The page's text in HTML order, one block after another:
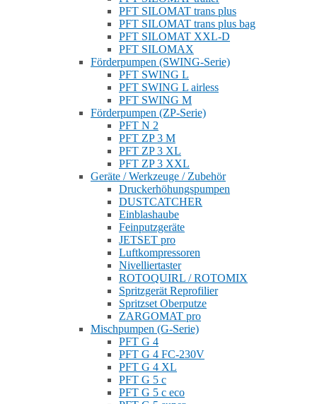
PFT SILOMAT trans plus
PFT SILOMAT trans plus bag
PFT SILOMAT XXL-D
PFT SILOMAX
Förderpumpen (SWING-Serie)
PFT SWING L
PFT SWING L airless
PFT SWING M
Förderpumpen (ZP-Serie)
PFT N 2
PFT ZP 3 M
PFT ZP 3 XL
PFT ZP 3 XXL
Geräte / Werkzeuge / Zubehör
Druckerhöhungspumpen
DUSTCATCHER
Einblashaube
Feinputzgeräte
JETSET pro
Luftkompressoren
Nivelliertaster
ROTOQUIRL / ROTOMIX
Spritzgerät Reprofilier
Spritzset Oberputze
ZARGOMAT pro
Mischpumpen (G-Serie)
PFT G 4
PFT G 4 FC-230V
PFT G 4 XL
PFT G 5 c
PFT G 5 c eco